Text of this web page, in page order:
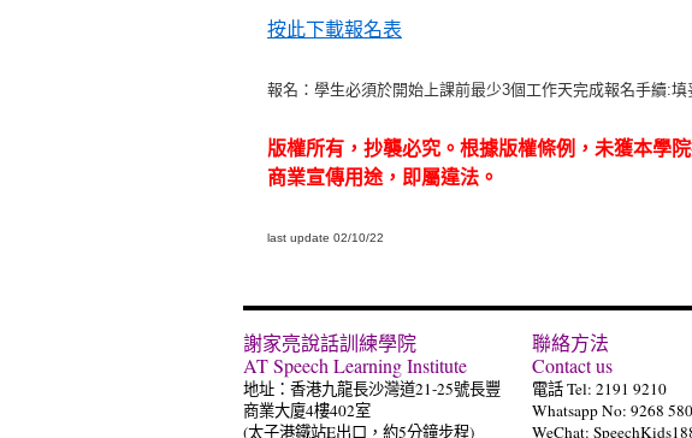
按此下載報名表
報名：學生必須於開始上課前最少3個工作天完成報名手續:
版權所有，抄襲必究。根據版權條例，未獲本學
商業宣傳用途，即屬違法。
last update 02/10/22
謝家亮說話訓練學院
AT Speech Learning Institute
地址：香港九龍長沙灣道21-25號長豐
商業大廈4樓402室
(太子港鐵站E出口，約5分鐘步程)
聯絡方法
Contact us
電話 Tel: 2191 9210
Whatsapp No: 9268
WeChat: